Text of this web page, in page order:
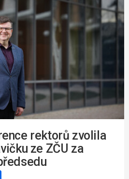
rektorů zvolila
ze ZČU za